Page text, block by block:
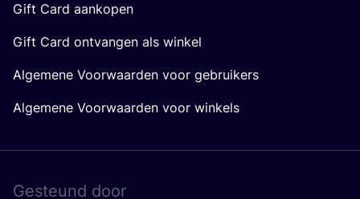
Gift Card aankopen
Gift Card ontvangen als winkel
Algemene Voorwaarden voor gebruikers
Algemene Voorwaarden voor winkels
Gesteund door